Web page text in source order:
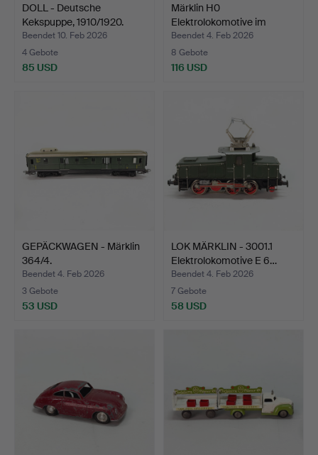
DOLL - Deutsche
Kekspuppe, 1910/1920.
Beendet 10. Feb 2026
4 Gebote
85 USD
Märklin H0
Elektrolokomotive im
Maßstab H0…
Beendet 4. Feb 2026
8 Gebote
116 USD
GEPÄCKWAGEN - Märklin
364/4.
Beendet 4. Feb 2026
3 Gebote
53 USD
LOK MÄRKLIN - 3001.1
Elektrolokomotive E 6…
Beendet 4. Feb 2026
7 Gebote
58 USD